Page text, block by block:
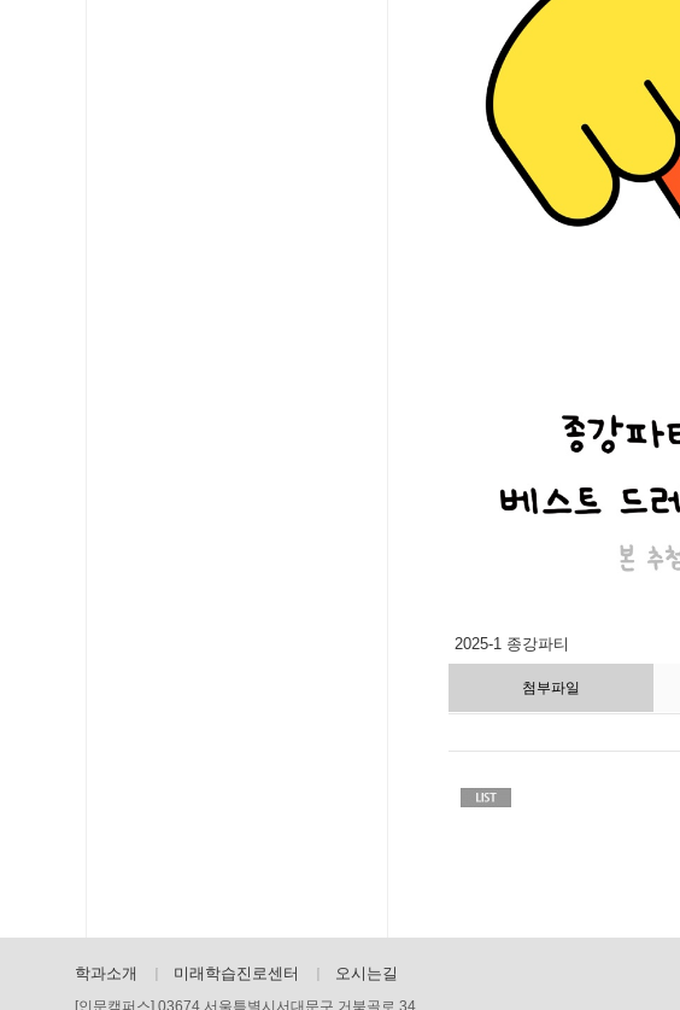
2025-1 종강파티
첨부파일
학과소개 미래학습진로센터 오시는길
[인문캠퍼스] 03674 서울특별시서대문구 거북골로 34